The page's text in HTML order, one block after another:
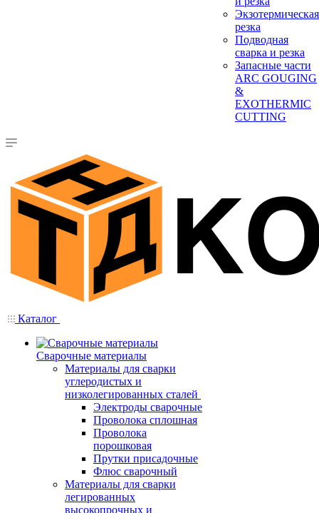
Экзотермическая
резка
Подводная
сварка и резка
Запасные части
ARC GOUGING
&
EXOTHERMIC
CUTTING
Каталог
Сварочные материалы
Материалы для сварки
углеродистых и
низколегированных сталей
Электроды сварочные
Проволока сплошная
Проволока
порошковая
Прутки присадочные
Флюс сварочный
Материалы для сварки
легированных
высокопрочных и